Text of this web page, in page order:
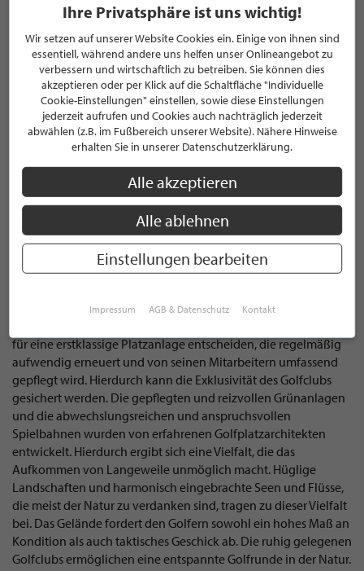
der perfekte Ausgleich zum Alltag und hat sich aus diesem
Grund seither zu einer Trendsportart entwickelt, dessen Anzahl
an Anhängern stetig wächst. Wer den Golfschläger einmal in
der Hand gehalten hat, entwickelt den Ehrgeiz immer besser zu
werden. Sie sind bereits begeisterter Golfer oder möchten den
Sport erlernen? Dann sind Sie hier genau richtig. Bei uns finden
Sie die besten Adressen erlesener Golfclubs in Ihrer Nähe.
Kompetente und erfahrene Golflehrer unterstützen Sie auf
Ihrem Weg zum Experten und helfen Ihnen dabei, Ihren Stil zu
EXKLUSIV, GEPFLEGT, HARMONISCH
Golfclub ist nicht gleich Golfclub. Wer entspannt golfen
möchte sollte einen Golfplatz besuchen, auf dem durch seine
Entscheiden Sie sich für einen Besuch in einem unserer
für eine erstklassige Platzanlage entscheiden, die regelmäßig
aufwendig erneuert und von seinen Mitarbeitern umfassend
gepflegt wird. Hierdurch kann die Exklusivität des Golfclubs
gesichert werden. Die gepflegten und reizvollen Grünanlagen
und die abwechslungsreichen und anspruchsvollen
Spielbahnen wurden von erfahrenen Golfplatzarchitekten
entwickelt. Hierdurch ergibt sich eine Vielfalt, die das
Aufkommen von Langeweile unmöglich macht. Hüglige
Landschaften und harmonisch eingebrachte Seen und Flüsse,
die meist der Natur zu verdanken sind, tragen zu dieser Vielfalt
bei. Das Gelände fordert den Golfern sowohl ein hohes Maß an
Kondition als auch taktisches Geschick ab. Die ruhig gelegenen
Golfclubs ermöglichen eine entspannte Golfrunde in der Natur.
Ihre Privatsphäre ist uns wichtig!
Wir setzen auf unserer Website Cookies ein. Einige von ihnen sind
essentiell, während andere uns helfen unser Onlineangebot zu
verbessern und wirtschaftlich zu betreiben. Sie können dies
akzeptieren oder per Klick auf die Schaltfläche "Individuelle
Cookie-Einstellungen" einstellen, sowie diese Einstellungen
jederzeit aufrufen und Cookies auch nachträglich jederzeit
abwählen (z.B. im Fußbereich unserer Website). Nähere Hinweise
erhalten Sie in unserer Datenschutzerklärung.
Alle akzeptieren
Alle ablehnen
Einstellungen bearbeiten
Impressum AGB & Datenschutz Kontakt